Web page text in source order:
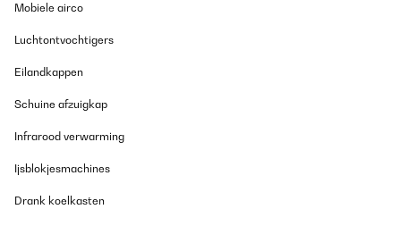
Mobiele airco
Luchtontvochtigers
Eilandkappen
Schuine afzuigkap
Infrarood verwarming
Ijsblokjesmachines
Drank koelkasten